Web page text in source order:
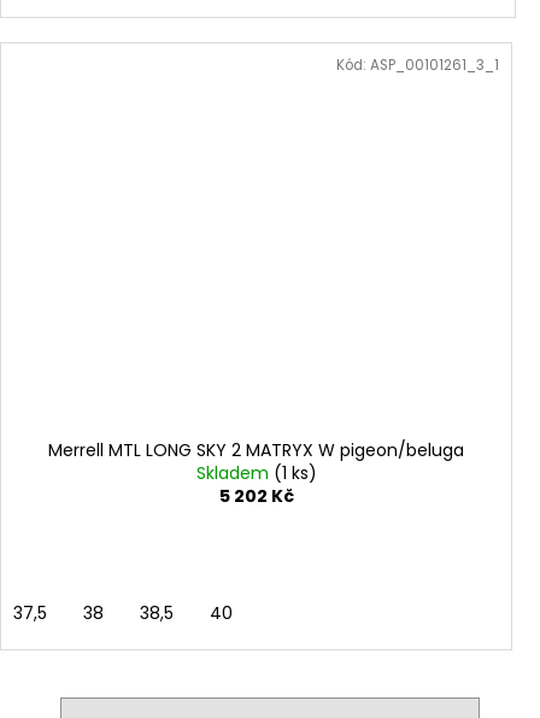
Merrell MTL LONG SKY 2 MATRYX W pigeon/beluga
Skladem (1 ks)
5 202 Kč
37,5 38 38,5 40
Kód: ASP_00101261_3_1